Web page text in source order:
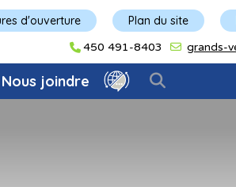
Plan du site
d'ouverture
450 491-8403 grands-
Nous joindre